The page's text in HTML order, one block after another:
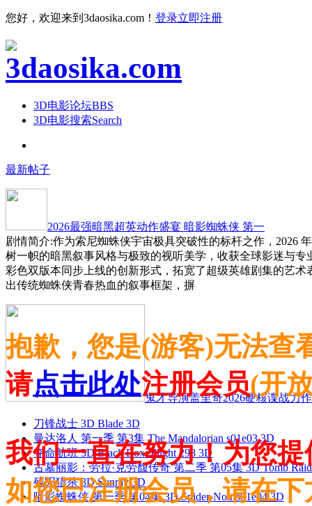
您好，欢迎来到3daosika.com！ 登录立即注册
3D电影论坛BBS
3D电影搜索Search
最新帖子
2026最强暗黑超英动作盛宴 暗影蜘蛛侠 第一
剧情简介:作为索尼蜘蛛侠宇宙极具突破性的标杆之作，2026
树一帜的暗黑叙事风格与极致的视听美学，收获全球影迷与
彩色双版本同步上线的创新形式，拓宽了超级英雄剧集的艺
出传统蜘蛛侠青春热血的叙事框架，摒
鬼才导演盖里奇2026硬核谍战力
刀锋战士 3D Blade 3D
曼达洛人 第一季 第3集 The Mandalorian s01e03 3D
夺命航班 3D Black Box: Flight 298 3D
古墓丽影：劳拉·克劳馥传奇 第二季 第05集 3D Tomb
残阳猎杀 3D Sunray 3D
暗影蜘蛛侠 第一季 第04集 3D Spider-Noir s01e04 3D
抱歉，您是(游客)无法查
请点击此处注册会员(开
我们一直在努力！为您
如您已注册会员，请在